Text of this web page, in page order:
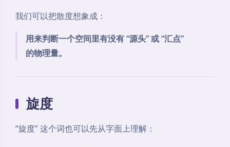
我们可以把散度想象成：
用来判断一个空间里有没有 “源头” 或 “汇点”
的物理量。
旋度
“旋度” 这个词也可以先从字面上理解：